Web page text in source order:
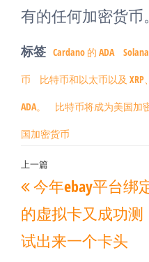
有的任何加密货币。
标签 Cardano 的 ADA
币 比特币和以太币以及 XRP
ADA。 比特币将成为美国加
国加密货币
文
章
导
航
上
一
篇
文
上一篇
今年ebay平台绑
的虚拟卡又成功测
试出来一个卡头